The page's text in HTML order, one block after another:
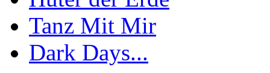
Tanz Mit Mir
Dark Days...